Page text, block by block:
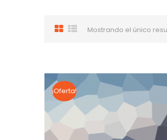
Mostrando el único
¡Oferta!